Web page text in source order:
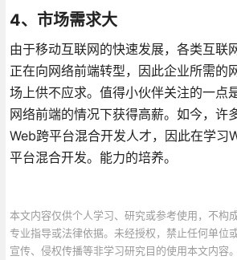
4、市场需求大
由于移动互联网的快速发展，各类互联
正在向网络前端转型，因此企业所需的
场上供不应求。值得小伙伴关注的一点
网络前端的情况下获得高薪。如今，许
Web跨平台混合开发人才，因此在学习
平台混合开发。能力的培养。
本文内容仅供个人学习、研究或参考使用，不构
专业指导或法律依据。未经授权，禁止任何单位
宣传、侵权传播等非学习研究目的使用本文内容